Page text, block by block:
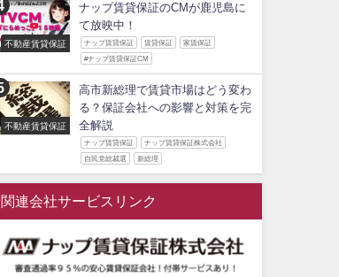
不動産賃貸保証
ナップ賃貸保証のCMが鹿児島に
て放映中！
ナップ賃貸保証 賃貸保証 家賃保証
#ナップ賃貸保証CM
不動産賃貸保証
高市新総理で賃貸市場はどう変わ
る？保証会社への影響と対策を完
全解説
ナップ賃貸保証 ナップ賃貸保証株式会社
自民党総裁選 新総理
関連会社サービスリンク